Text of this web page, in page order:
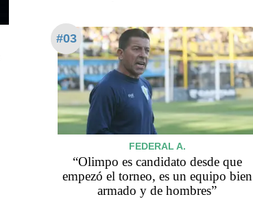
#03
FEDERAL A.
“Olimpo es candidato desde que
empezó el torneo, es un equipo bien
armado y de hombres”